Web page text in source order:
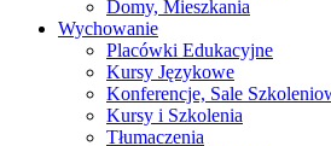
Domy, Mieszkania
Wychowanie
Placówki Edukacyjne
Kursy Językowe
Konferencje, Sale
Kursy i Szkolenia
Tłumaczenia